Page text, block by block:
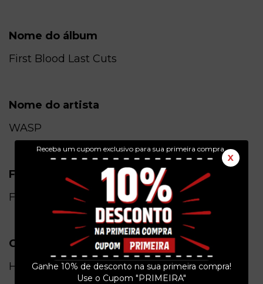
Receba um cupom exclusivo para sua primeira compra.
X
Ganhe 10% de desconto na sua primeira compra!
Use o Cupom "PRIMEIRA"
Nome do álbum
First Blood Last Cuts
Nome do artista
WASP
Formato
Físico
Gênero
Heavy metal